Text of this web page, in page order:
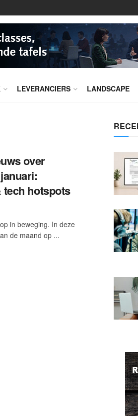
LEVERANCIERS LANDSCAPE
over
tech hotspots
in beweging. In deze
de maand op ...